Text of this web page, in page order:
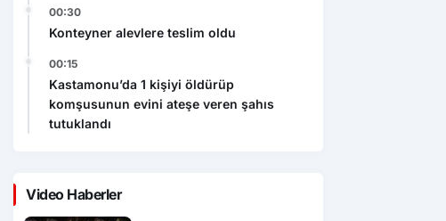
00:30
Konteyner alevlere teslim oldu
00:15
Kastamonu’da 1 kişiyi öldürüp
komşusunun evini ateşe veren şahıs
tutuklandı
Video Haberler